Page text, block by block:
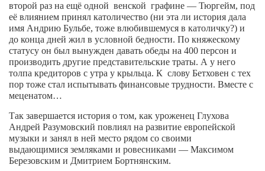
второй раз на ещё одной венской графине — Тюргейм, под
её влиянием принял католичество (ни эта ли история дала
имя Андрию Бульбе, тоже влюбившемуся в католичку?) и
до конца дней жил в условной бедности. По княжескому
статусу он был вынужден давать обеды на 400 персон и
производить другие представительские траты. А у него
толпа кредиторов с утра у крыльца. К слову Бетховен с тех
пор тоже стал испытывать финансовые трудности. Вместе с
меценатом…
Так завершается история о том, как уроженец Глухова
Андрей Разумовский повлиял на развитие европейской
музыки и занял в ней место рядом со своими
выдающимися земляками и ровесниками — Максимом
Березовским и Дмитрием Бортнянским.